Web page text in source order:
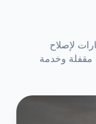
الإمارات لإصلاح
مقفلة وخدمة